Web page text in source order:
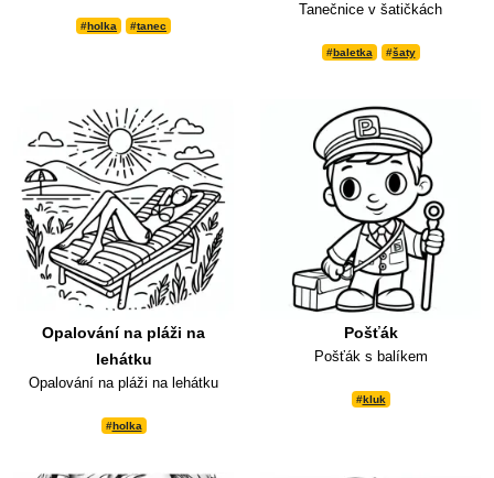
#holka #tanec
Tanečnice v šatičkách
#baletka #šaty
Opalování na pláži na
lehátku
Opalování na pláži na lehátku
#holka
Pošťák
Pošťák s balíkem
#kluk